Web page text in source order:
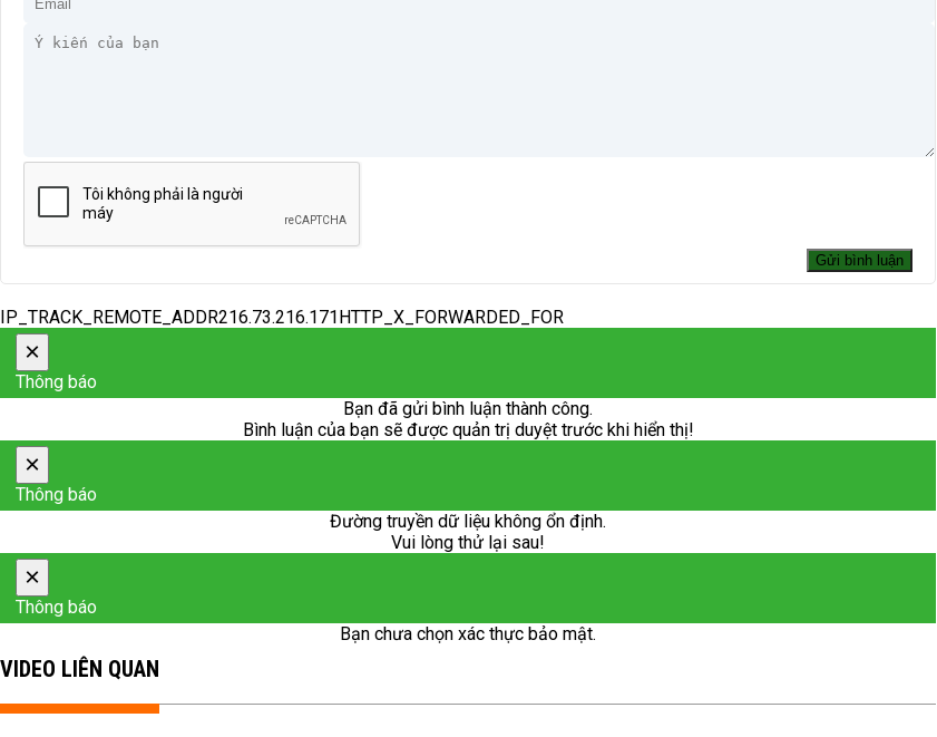
IP_TRACK_REMOTE_ADDR216.73.216.171HTTP_X_FORWARDED_FOR
×
Thông báo
Bạn đã gửi bình luận thành công.
Bình luận của bạn sẽ được quản trị duyệt trước khi hiển thị!
×
Thông báo
Đường truyền dữ liệu không ổn định.
Vui lòng thử lại sau!
×
Thông báo
Bạn chưa chọn xác thực bảo mật.
VIDEO LIÊN QUAN